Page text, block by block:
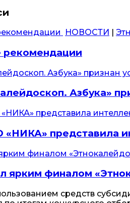
НОВОСТИ
Азбука»
представила
ярким финалом
средств